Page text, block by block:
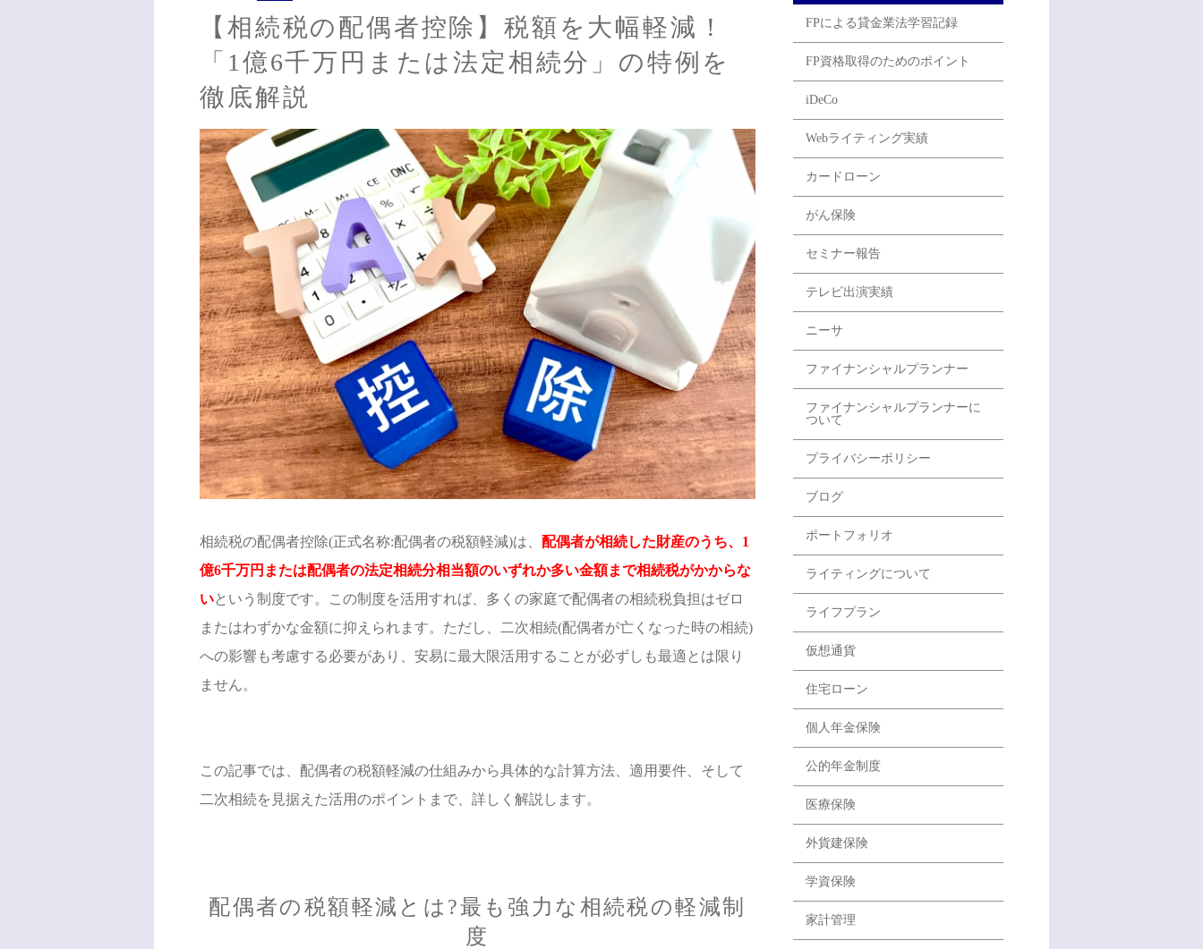
【相続税の配偶者控除】税額を大幅軽減！
「1億6千万円または法定相続分」の特例を
徹底解説
相続税の配偶者控除(正式名称:配偶者の税額軽減)は、配偶者が相続した財産のうち、1
億6千万円または配偶者の法定相続分相当額のいずれか多い金額まで相続税がかからな
いという制度です。この制度を活用すれば、多くの家庭で配偶者の相続税負担はゼロ
またはわずかな金額に抑えられます。ただし、二次相続(配偶者が亡くなった時の相続)
への影響も考慮する必要があり、安易に最大限活用することが必ずしも最適とは限り
ません。
この記事では、配偶者の税額軽減の仕組みから具体的な計算方法、適用要件、そして
二次相続を見据えた活用のポイントまで、詳しく解説します。
配偶者の税額軽減とは?最も強力な相続税の軽減制
度
FPによる貸金業法学習記録
FP資格取得のためのポイント
iDeCo
Webライティング実績
カードローン
がん保険
セミナー報告
テレビ出演実績
ニーサ
ファイナンシャルプランナー
ファイナンシャルプランナーに
ついて
プライバシーポリシー
ブログ
ポートフォリオ
ライティングについて
ライフプラン
仮想通貨
住宅ローン
個人年金保険
公的年金制度
医療保険
外貨建保険
学資保険
家計管理